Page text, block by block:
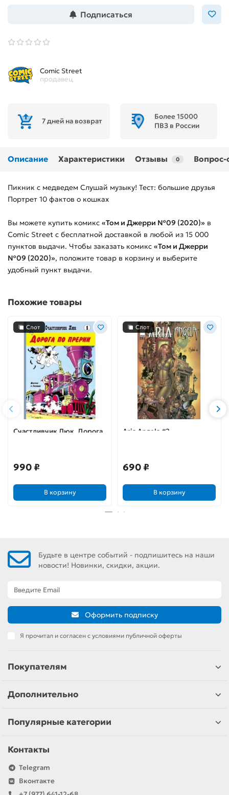
Подписаться
Comic Street
продавец
7 дней на возврат
Более 15000
ПВЗ в России
Описание Характеристики Отзывы 0 Вопрос-
Пикник с медведем Слушай музыку! Тест: большие друзья
Портрет 10 фактов о кошках
Вы можете купить комикс «Том и Джерри №09 (2020)» в
Comic Street с бесплатной доставкой в любой из 15 000
пунктов выдачи. Чтобы заказать комикс «Том и Джерри
№09 (2020)», положите товар в корзину и выберите
удобный пункт выдачи.
Похожие товары
Слот
Счастливчик Люк. Дорога
990 ₽
В корзину
Слот
Aria Angela #2
690 ₽
В корзину
Будьте в центре событий - подпишитесь на наши
новости! Новинки, скидки, акции.
Оформить подписку
Я прочитал и согласен с условиями публичной оферты
Покупателям
Дополнительно
Популярные категории
Контакты
Telegram
Вконтакте